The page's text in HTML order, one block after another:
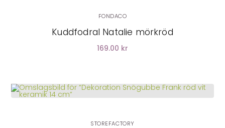
FONDACO
Kuddfodral Natalie mörkröd
169.00 kr
STOREFACTORY